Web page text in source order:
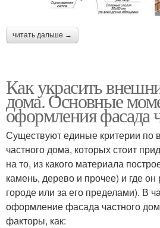
читать дальше →
Как украсить
дома. Основные
оформления фасада
Существуют единые критерии по
частного дома, которых стоит
на то, из какого материала
камень, дерево и прочее) и где он
городе или за его пределами). В
оформление фасада частного
факторы, как: